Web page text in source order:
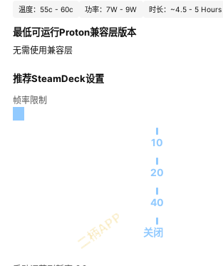
温度：55c - 60c 功率：7W - 9W 时长：~4.5 - 5 Hours
最低可运行Proton兼容层版本
无需使用兼容层
推荐SteamDeck设置
帧率限制
10
20
40
关闭